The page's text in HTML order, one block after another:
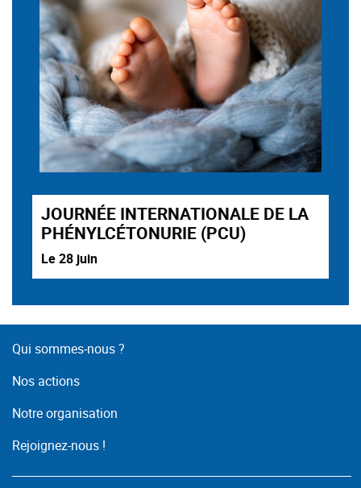
JOURNÉE INTERNATIONALE DE LA
PHÉNYLCÉTONURIE (PCU)
Le 28 juin
Qui sommes-nous ?
Nos actions
Notre organisation
Rejoignez-nous !